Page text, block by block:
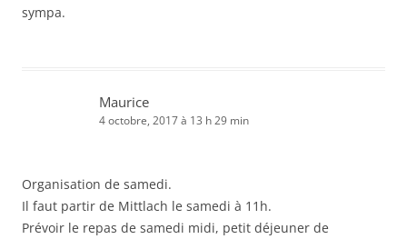
sympa.
Maurice
4 octobre, 2017 à 13 h 29 min
Organisation de samedi.
Il faut partir de Mittlach le samedi à 11h.
Prévoir le repas de samedi midi, petit déjeuner de